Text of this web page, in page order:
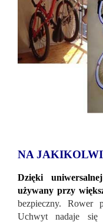
NA
Dzięki
używany przy
bezpieczny. Rower
Uchwyt nadaje się